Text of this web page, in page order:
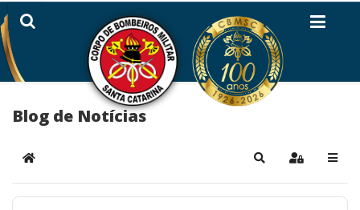
Blog de Notícias
Home PesquisarSign In